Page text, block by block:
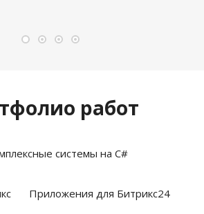
работ
системы на C#
Приложения для Битрикс24